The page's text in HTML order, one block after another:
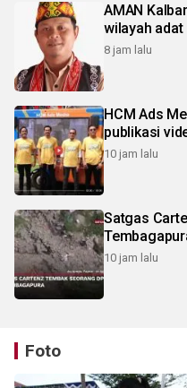
AMAN
wilayah adat
8 jam lalu
HCM Ads
publikasi
10 jam lalu
Satgas
10 jam lalu
Foto